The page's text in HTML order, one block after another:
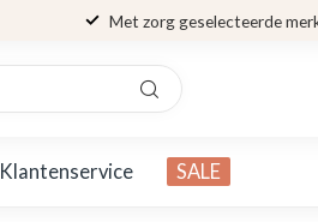
Met zorg geselecteerde
Klantenservice SALE